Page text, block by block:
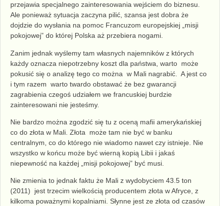
przejawia specjalnego zainteresowania wejściem do biznesu.
Ale ponieważ sytuacja zaczyna pilić, szansa jest dobra że
dojdzie do wysłania na pomoc Francuzom europejskiej „misji
pokojowej” do której Polska aż przebiera nogami.
Zanim jednak wyślemy tam własnych najemników z których
każdy oznacza niepotrzebny koszt dla państwa, warto może
pokusić się o analizę tego co można w Mali nagrabić . A jest co
i tym razem warto twardo obstawać że bez gwarancji
zagrabienia czegoś udziałem we francuskiej burdzie
zainteresowani nie jesteśmy.
Nie bardzo można zgodzić się tu z oceną mafii amerykańskiej
co do złota w Mali. Złota może tam nie być w banku
centralnym, co do którego nie wiadomo nawet czy istnieje. Nie
wszystko w końcu może być wierną kopią Libii i jakaś
niepewność na każdej „misji pokojowej” być musi.
Nie zmienia to jednak faktu że Mali z wydobyciem 43.5 ton
(2011) jest trzecim wielkością producentem złota w Afryce, z
kilkoma poważnymi kopalniami. Słynne jest ze złota od czasów